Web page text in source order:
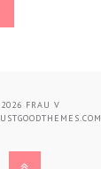
FRAU V